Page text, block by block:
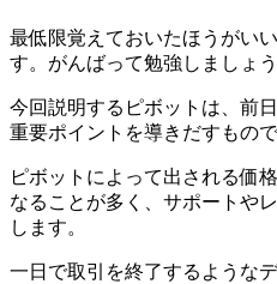
最低限覚えておいたほうがい
す。がんばって勉強しましょう
今回説明するピボットは、 前
重要ポイントを導きだすもの
ピボットによって出される価
なることが多く、サポートや
します。
一日で取引を終了するような